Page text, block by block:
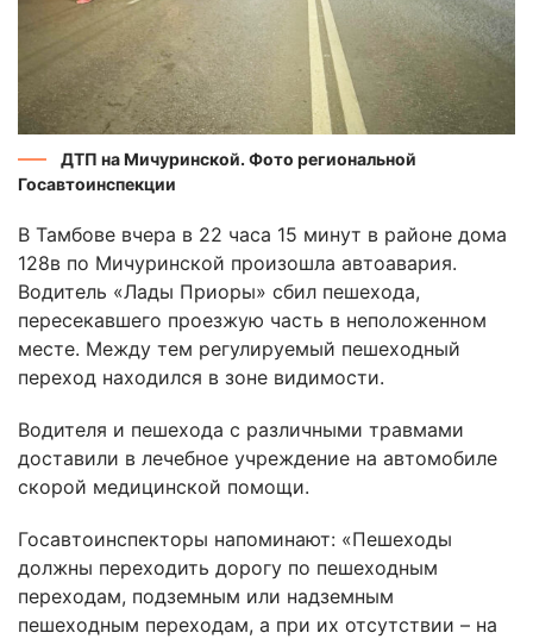
ДТП на Мичуринской. Фото региональной
Госавтоинспекции
В Тамбове вчера в 22 часа 15 минут в районе дома
128в по Мичуринской произошла автоавария.
Водитель «Лады Приоры» сбил пешехода,
пересекавшего проезжую часть в неположенном
месте. Между тем регулируемый пешеходный
переход находился в зоне видимости.
Водителя и пешехода с различными травмами
доставили в лечебное учреждение на автомобиле
скорой медицинской помощи.
Госавтоинспекторы напоминают: «Пешеходы
должны переходить дорогу по пешеходным
переходам, подземным или надземным
пешеходным переходам, а при их отсутствии – на